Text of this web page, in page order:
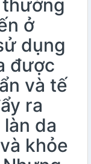
ở
dụng
được
và tế
ra
da
khỏe